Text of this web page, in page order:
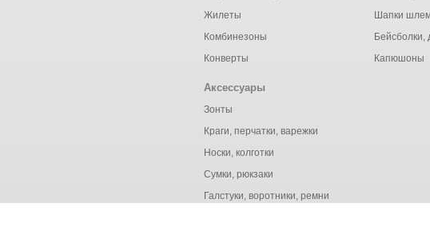
Жилеты
Комбинезоны
Конверты
Шапки
Бейсболки,
Капюшоны
Аксессуары
Зонты
Краги, перчатки, варежки
Носки, колготки
Сумки, рюкзаки
Галстуки, воротники, ремни